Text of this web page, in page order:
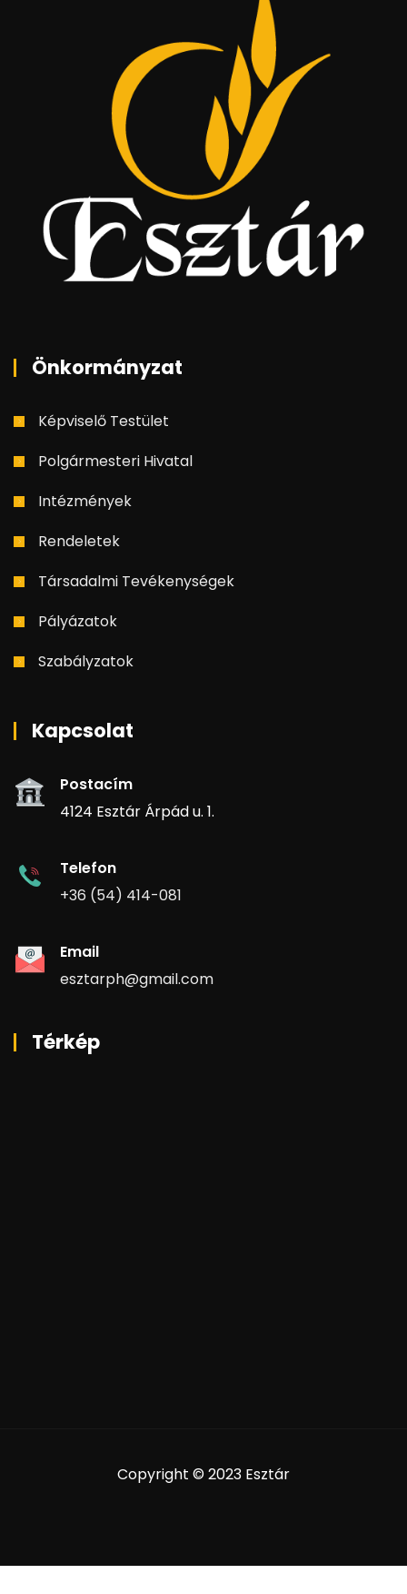
Önkormányzat
Képviselő Testület
Polgármesteri Hivatal
Intézmények
Rendeletek
Társadalmi Tevékenységek
Pályázatok
Szabályzatok
Kapcsolat
Postacím
4124 Esztár Árpád u. 1.
Telefon
+36 (54) 414-081
Email
esztarph@gmail.com
Térkép
Copyright © 2023 Esztár